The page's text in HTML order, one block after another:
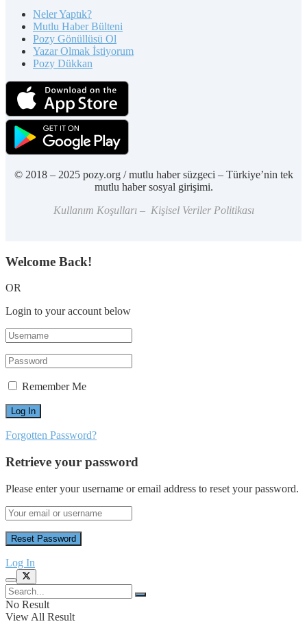
Neler Yaptık?
Mutlu Haber Bülteni
Pozy Gönüllüsü Ol
Yazar Olmak İstiyorum
Pozy Dükkan
© 2018 – 2025 pozy.org / mutlu haber süzgeci – Türkiye’nin tek
mutlu haber sosyal girişimi.
Kullanım Koşulları – Kişisel Veriler Politikası
Welcome Back!
OR
Login to your account below
Remember Me
Forgotten Password?
Retrieve your password
Please enter your username or email address to reset your password.
Log In
No Result
View All Result